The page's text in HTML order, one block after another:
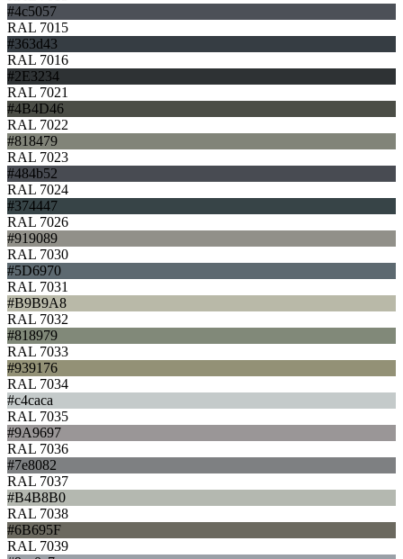
#4c5057
RAL 7015
#363d43
RAL 7016
#2E3234
RAL 7021
#4B4D46
RAL 7022
#818479
RAL 7023
#484b52
RAL 7024
#374447
RAL 7026
#919089
RAL 7030
#5D6970
RAL 7031
#B9B9A8
RAL 7032
#818979
RAL 7033
#939176
RAL 7034
#c4caca
RAL 7035
#9A9697
RAL 7036
#7e8082
RAL 7037
#B4B8B0
RAL 7038
#6B695F
RAL 7039